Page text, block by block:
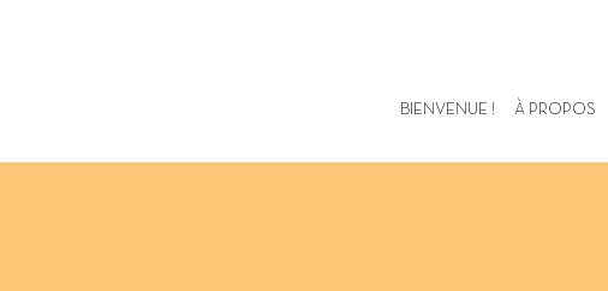
BIENVENUE ! À PROPOS